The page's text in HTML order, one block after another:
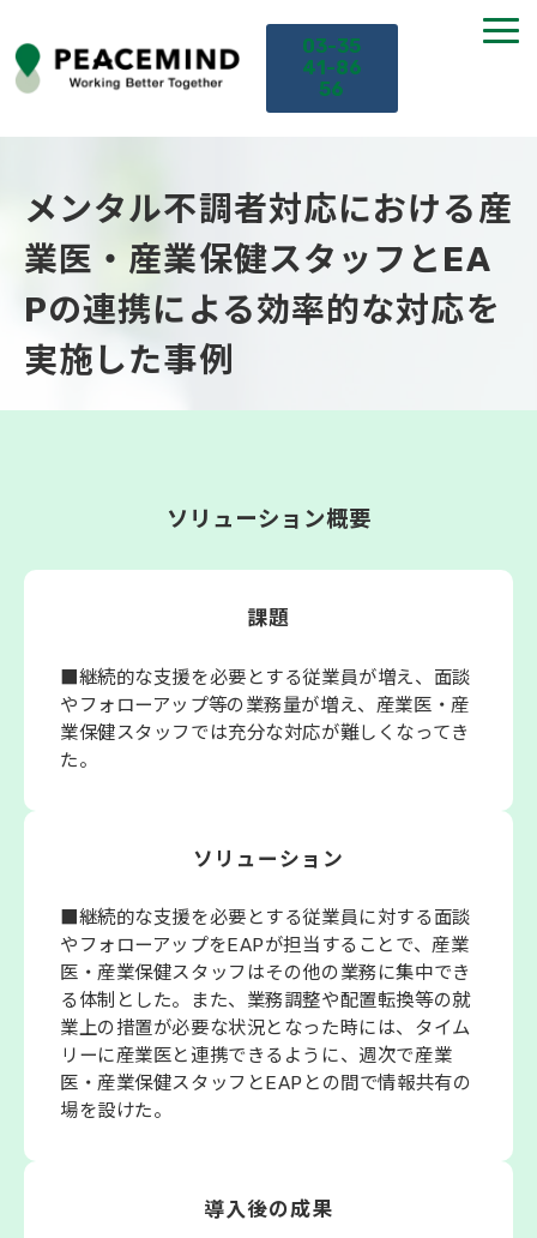
03-35
41-86
56
サービス
課題から探す
セミナー
会社概要
メンタル不調者対応における産
業医・産業保健スタッフとEA
Pの連携による効率的な対応を
実施した事例
ソリューション概要
課題
■継続的な支援を必要とする従業員が増え、面談
やフォローアップ等の業務量が増え、産業医・産
業保健スタッフでは充分な対応が難しくなってき
た。
ソリューション
■継続的な支援を必要とする従業員に対する面談
やフォローアップをEAPが担当することで、産業
医・産業保健スタッフはその他の業務に集中でき
る体制とした。また、業務調整や配置転換等の就
業上の措置が必要な状況となった時には、タイム
リーに産業医と連携できるように、週次で産業
医・産業保健スタッフとEAPとの間で情報共有の
場を設けた。
導入後の成果